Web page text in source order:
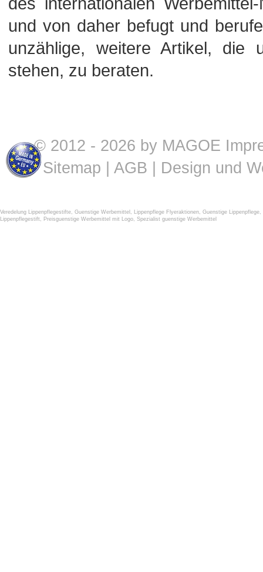
und von daher befugt und
unzählige, weitere Artikel, die
stehen, zu beraten.
© 2012 - 2026 by MAGOE
Sitemap
AGB | Design und
Veredelung Lippenpflegestifte, Guenstige Werbemittel , Lippenpflege Flyeraktionen, Guenstige Lippenpflege,
Lippenpflegestift , Preisguenstige Werbemittel mit Logo, Spezialist guenstige Werbemittel